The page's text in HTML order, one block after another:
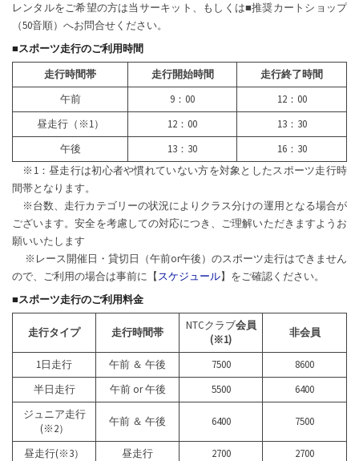
レンタルをご希望の方は当サーキット、もしくは■推奨カートショップ
（50音順）へお問合せください。
■スポーツ走行のご利用時間
走行時間帯 走行開始時間
走行終了時間
午前
9：00
12：00
昼走行（※1）
12：00
13：30
午後
13：30
16：30
※1：昼走行は初心者や慣れていない方を対象としたスポーツ走行時
間帯となります。
※台数、走行カテゴリーの状況によりクラス分けの運用となる場合が
ございます。安全を考慮しての対応につき、ご理解いただきますようお
願いいたします
※レース開催日・貸切日（午前or午後）のスポーツ走行はできません
ので、ご利用の場合は事前に【スケジュール】をご確認ください。
■スポーツ走行のご利用料金
走行タイプ 走行時間帯
NTCクラブ会員
(※1)
非会員
1日走行 午前 ＆ 午後 7500
8600
半日走行
午前 or 午後 5500
6400
ジュニア走行
(※2）
午前 ＆ 午後 6400 7500
昼走行(※3） 昼走行 2700
2700